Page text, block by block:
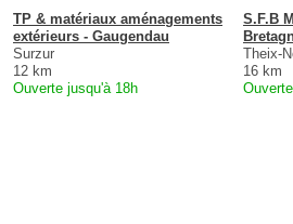
TP & matériaux aménagements
extérieurs - Gaugendau
Surzur
12 km
Ouverte jusqu'à 18h
S.F.B
Theix-
16 km